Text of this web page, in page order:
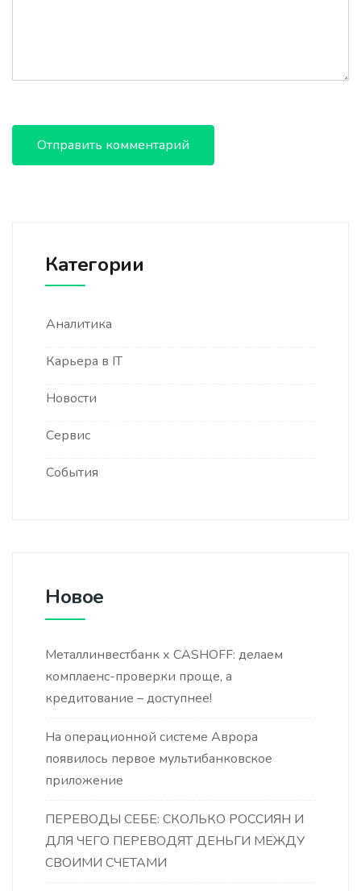
Категории
Аналитика
Карьера в IT
Новости
Сервис
События
Новое
Металлинвестбанк х CASHOFF: делаем
комплаенс-проверки проще, а
кредитование – доступнее!
На операционной системе Аврора
появилось первое мультибанковское
приложение
ПЕРЕВОДЫ СЕБЕ: СКОЛЬКО РОССИЯН И
ДЛЯ ЧЕГО ПЕРЕВОДЯТ ДЕНЬГИ МЕЖДУ
СВОИМИ СЧЕТАМИ